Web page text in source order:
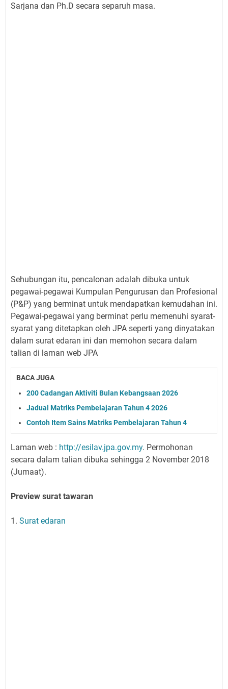
Sarjana dan Ph.D secara separuh masa.
Sehubungan itu, pencalonan adalah dibuka untuk
pegawai-pegawai Kumpulan Pengurusan dan Profesional
(P&P) yang berminat untuk mendapatkan kemudahan ini.
Pegawai-pegawai yang berminat perlu memenuhi syarat-
syarat yang ditetapkan oleh JPA seperti yang dinyatakan
dalam surat edaran ini dan memohon secara dalam
talian di laman web JPA
BACA JUGA
200 Cadangan Aktiviti Bulan Kebangsaan 2026
Jadual Matriks Pembelajaran Tahun 4 2026
Contoh Item Sains Matriks Pembelajaran Tahun 4
Laman web : http://esilav.jpa.gov.my. Permohonan
secara dalam talian dibuka sehingga 2 November 2018
(Jumaat).
Preview surat tawaran
1. Surat edaran